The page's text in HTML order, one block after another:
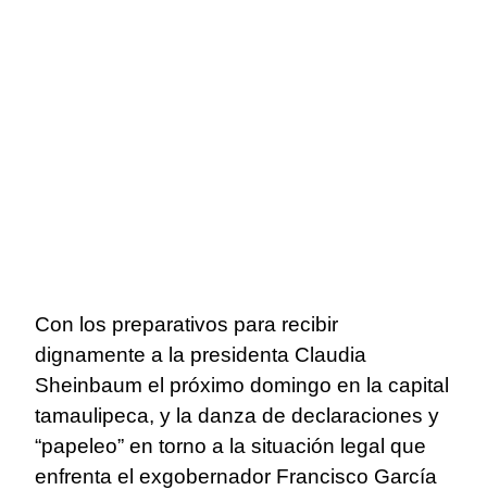
Con los preparativos para recibir
dignamente a la presidenta Claudia
Sheinbaum el próximo domingo en la capital
tamaulipeca, y la danza de declaraciones y
“papeleo” en torno a la situación legal que
enfrenta el exgobernador Francisco García